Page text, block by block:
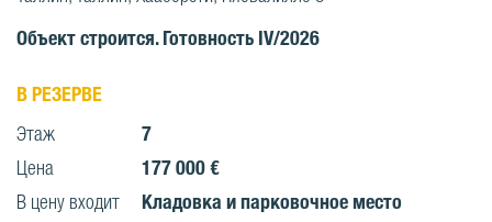
Объект строится. Готовность IV/2026
В РЕЗЕРВЕ
Этаж 7
Цена 177 000 €
В цену входит Кладовка и парковочное место